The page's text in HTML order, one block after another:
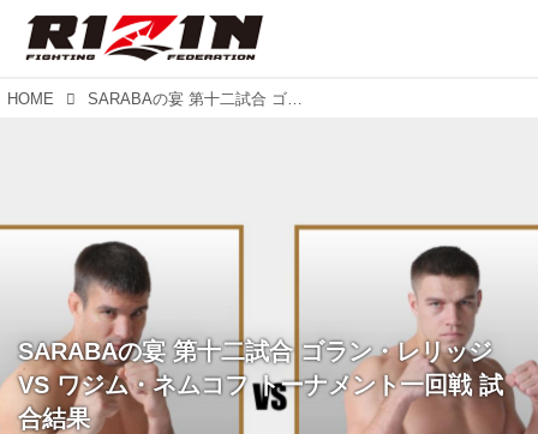
HOME SARABAの宴 第十二試合 ゴラン・レリッジ VS ワジム・ネムコフ トーナメント一回戦 試合結果
SARABAの宴 第十二試合 ゴラン・レリッジ
VS ワジム・ネムコフ トーナメント一回戦 試
合結果